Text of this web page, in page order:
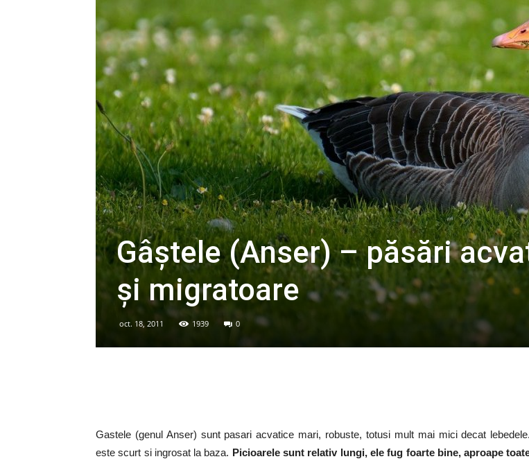
Gâștele (Anser) – păsări
și migratoare
oct. 18, 2011 1939 0
Gastele (genul Anser) sunt pasari acvatice mari, robuste, totusi mult mai mici decat
este scurt si ingrosat la baza. Picioarele sunt relativ lungi, ele fug foarte bine, aproape